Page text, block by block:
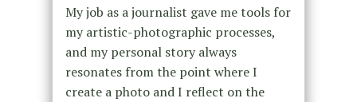
My job as a journalist gave me tools for
my artistic-photographic processes,
and my personal story always
resonates from the point where I
create a photo and I reflect on the